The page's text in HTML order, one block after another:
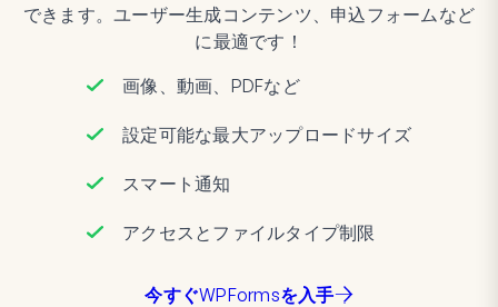
できます。ユーザー生成コンテンツ、申込フォームなど
に最適です！
画像、動画、PDFなど
設定可能な最大アップロードサイズ
スマート通知
アクセスとファイルタイプ制限
今すぐWPFormsを入手